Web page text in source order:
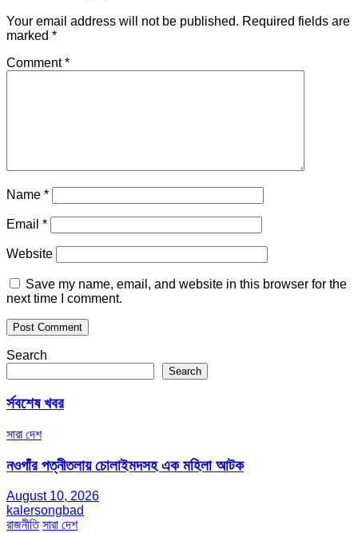
Your email address will not be published. Required fields are
marked *
Comment*
Name *
Email *
Website
Save my name, email, and website in this browser for the
next time I comment.
Search
Search
র্সবশেষ খবর
সারা দেশ
নওগাঁর পত্নীতলায় চোলাইমদসহ এক মহিলা আটক
August 10, 2026
kalersongbad
রাজনীতি সারা দেশ